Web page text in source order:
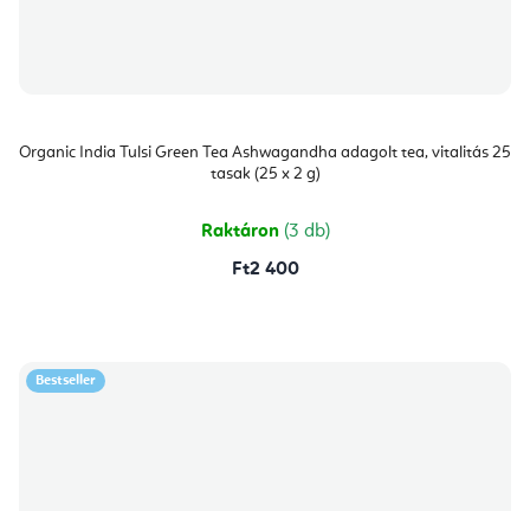
Organic India Tulsi Green Tea Ashwagandha adagolt tea, vitalitás 25
tasak (25 x 2 g)
Raktáron (3 db)
Ft2 400
Bestseller